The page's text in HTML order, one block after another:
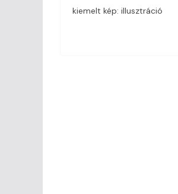
kiemelt kép: illusztráció